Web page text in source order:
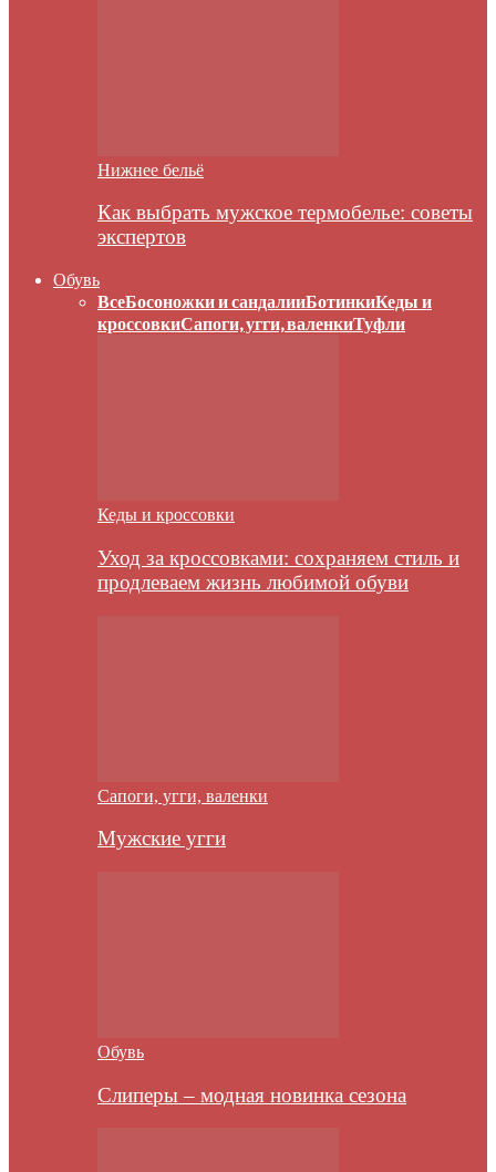
Нижнее бельё
Как выбрать мужское термобелье: советы
экспертов
Обувь
ВсеБосоножки и сандалииБотинкиКеды и
кроссовкиСапоги, угги, валенкиТуфли
Кеды и кроссовки
Уход за кроссовками: сохраняем стиль и
продлеваем жизнь любимой обуви
Сапоги, угги, валенки
Мужские угги
Обувь
Слиперы – модная новинка сезона